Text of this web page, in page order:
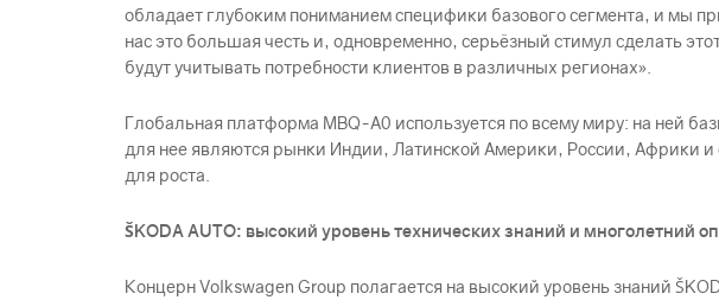
обладает глубоким пониманием специфики базового сегмента, и мы
нас это большая честь и, одновременно, серьёзный стимул сделать
будут учитывать потребности клиентов в различных регионах».
Глобальная платформа MBQ-A0 используется по всему миру: на ней
для нее являются рынки Индии, Латинской Америки, России, Африки
для роста.
ŠKODА AUTO: высокий уровень технических знаний и многолетний
Концерн Volkswagen Group полагается на высокий уровень знаний